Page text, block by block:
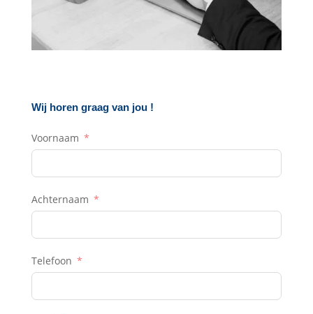
Wij horen graag van jou !
Voornaam
Achternaam
Telefoon